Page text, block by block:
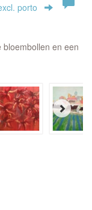
porto
en een